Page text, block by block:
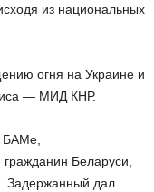
из национальных
огня на Украине и
— МИД КНР.
БАМе,
Беларуси,
Задержанный дал